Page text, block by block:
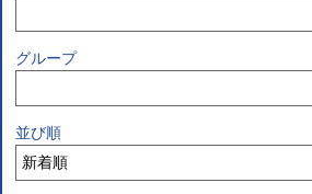
グループ
並び順